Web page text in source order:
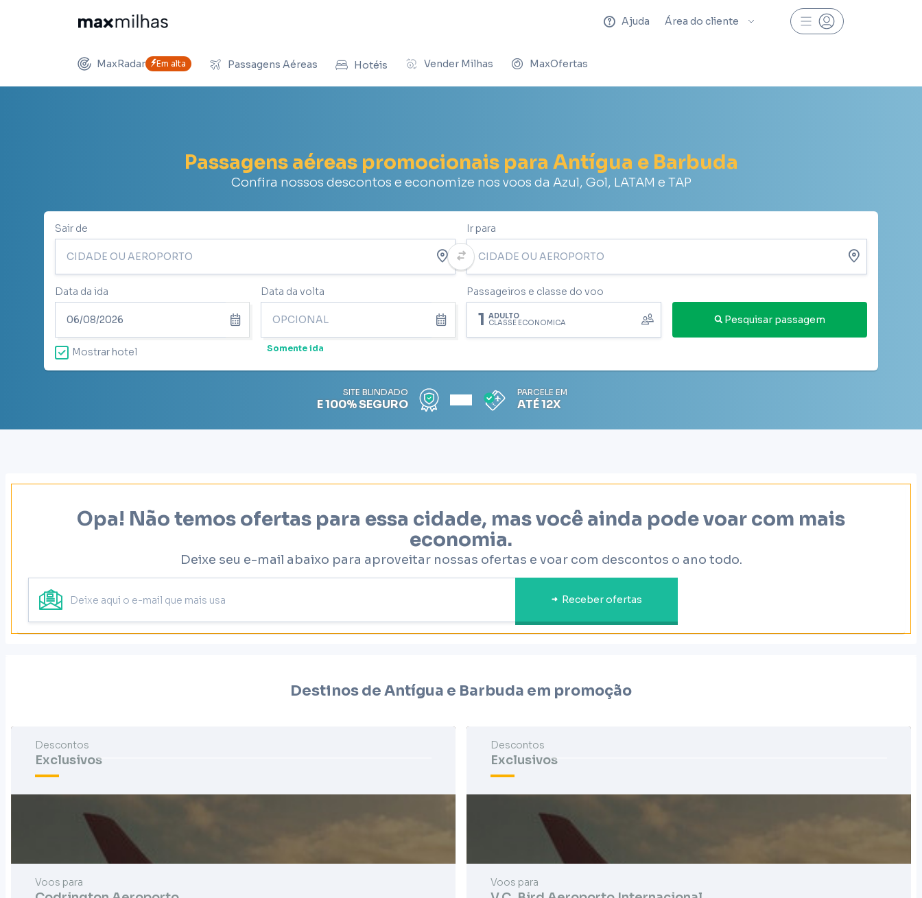
Ajuda Área do cliente
MaxRadar Em alta Passagens Aéreas Hotéis Vender Milhas MaxOfertas
Passagens aéreas promocionais para Antígua e Barbuda
Confira nossos descontos e economize nos voos da Azul, Gol, LATAM e TAP
Sair de Ir para
Data da ida Data da volta
Somente ida
Mostrar hotel
Passageiros e classe do voo
1 ADULTO
CLASSE ECONÔMICA Pesquisar passagem
SITE BLINDADO
E 100% SEGURO
PARCELE EM
ATÉ 12X
Opa! Não temos ofertas para essa cidade, mas você ainda pode voar com mais
economia.
Deixe seu e-mail abaixo para aproveitar nossas ofertas e voar com descontos o ano todo.
Receber ofertas
Destinos de Antígua e Barbuda em promoção
Descontos
Exclusivos
Voos para
Descontos
Exclusivos
Voos para